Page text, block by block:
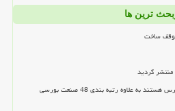
ترین ها
گردید
علاوه رتبه بندی 48 صنعت بورسی